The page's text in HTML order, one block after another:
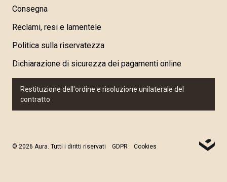
Consegna
Reclami, resi e lamentele
Politica sulla riservatezza
Dichiarazione di sicurezza dei pagamenti online
Restituzione dell'ordine e risoluzione unilaterale del
contratto
© 2026 Aura. Tutti i diritti riservati GDPR Cookies